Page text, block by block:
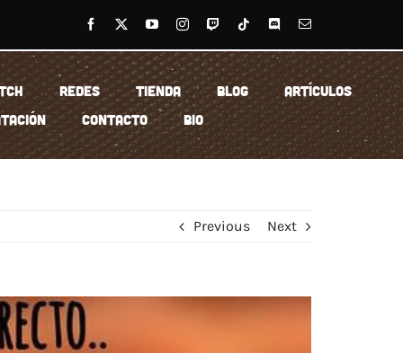
REDES TIENDA BLOG
ARTÍCULOS
CONTACTO BIO
Previous Next